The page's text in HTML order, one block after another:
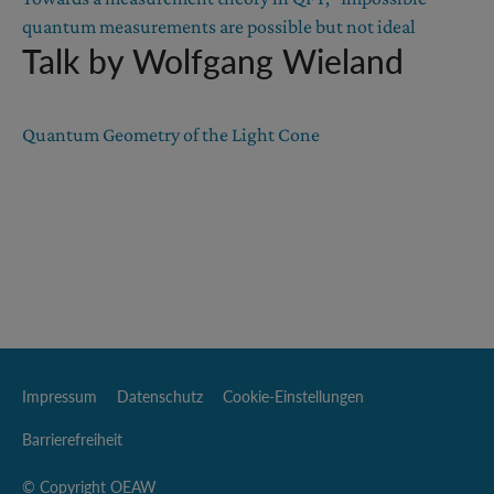
quantum measurements are possible but not ideal
Talk by Wolfgang Wieland
Quantum Geometry of the Light Cone
Impressum Datenschutz Cookie-Einstellungen
Barrierefreiheit
© Copyright OEAW